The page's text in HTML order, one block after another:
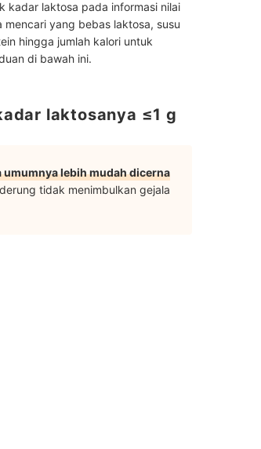
kadar laktosa pada informasi nilai
yang bebas laktosa, susu
hingga jumlah kalori untuk
di bawah ini.
laktosanya ≤1 g
umumnya lebih mudah dicerna
tidak menimbulkan gejala